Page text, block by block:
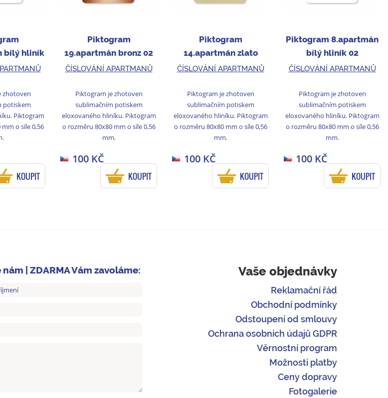
bílý hliník
zhotoven
potiskem
Piktogram
o síle 0,56
KOUPIT
Piktogram
19.apartmán bronz 02
ČÍSLOVÁNÍ APARTMANŮ
Piktogram je zhotoven
sublimačním potiskem
eloxovaného hliníku. Piktogram
o rozměru 80x80 mm o síle 0,56
mm.
100 KČ
KOUPIT
Piktogram
14.apartmán zlato
ČÍSLOVÁNÍ APARTMANŮ
Piktogram je zhotoven
sublimačním potiskem
eloxovaného hliníku. Piktogram
o rozměru 80x80 mm o síle 0,56
mm.
100 KČ
KOUPIT
Piktogram 8.apartmán
bílý hliník 02
ČÍSLOVÁNÍ APARTMANŮ
Piktogram je zhotoven
sublimačním potiskem
eloxovaného hliníku. Piktogram
o rozměru 80x80 mm o síle 0,56
mm.
100 KČ
KOUPIT
| ZDARMA Vám zavoláme: Vaše objednávky
Reklamační řád
Obchodní podmínky
Odstoupení od smlouvy
Ochrana osobních údajů GDPR
Věrnostní program
Možnosti platby
Ceny dopravy
Fotogalerie